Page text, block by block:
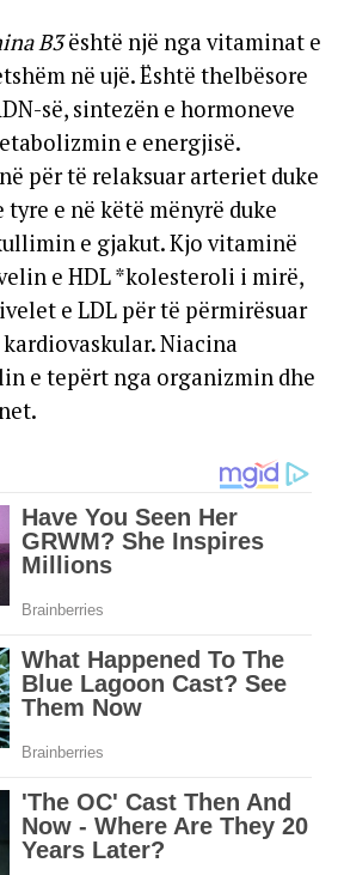
B3është një nga vitaminat e
në ujë. Është thelbësore
së, sintezën e hormoneve
e energjisë.
për të relaksuar arteriet duke
e në këtë mënyrë duke
e gjakut. Kjo vitaminë
e HDL *kolesteroli i mirë,
e LDL për të përmirësuar
Niacina
e tepërt nga organizmin dhe